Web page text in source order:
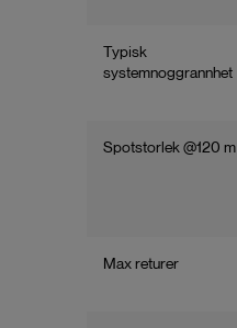
Typisk
systemnoggrannhet
Spotstorlek @120 m
Max returer